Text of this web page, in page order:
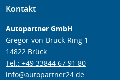
Kontakt
Autopartner GmbH
Gregor-von-Brück-Ring 1
14822 Brück
Tel.: +49 33844 67 91 80
info@autopartner24.de